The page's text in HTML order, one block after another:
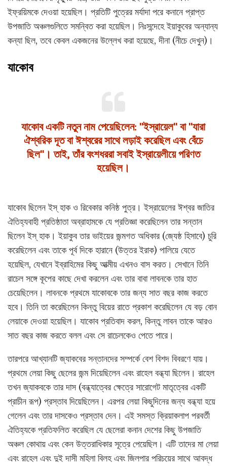
ইফ্রয়িমকে দেওয়া হয়েছিল। প্রতিটি পুত্রের মর্যাদা পরে কনানে প্রাপ্ত
উপজাতি অঞ্চলগুলিতে সমন্বিত করা হয়েছিল। নিঃসন্দেহে ইয়াকুবের অন্যান্য
কন্যা ছিল, তবে কেবল একজনের উল্লেখ করা হয়েছে, দীনা (নীচে দেখুন)।
যাকোব
যাকোব একটি নতুন নাম পেয়েছিলেন: "ইস্রায়েল" বা "যারা
ঐশ্বরিক দূত বা ঈশ্বরের সাথে লড়াই করেছিল এবং বেঁচে
ছিল"। তাই, তাঁর বংশধররা সবাই ইস্রায়েলীয়ে পরিণত
হয়েছিল।
যাকোব ছিলেন ইস্ হাক ও রিবেকার কনিষ্ঠ পুত্র। ইস্রায়েলের ঈশ্বর জাতির
ঐতিহ্যবাহী প্রতিষ্ঠাতা অব্রাহামকে যে প্রতিজ্ঞা করেছিলেন তার সন্তান
ছিলেন ইস্ হাক। ইয়াকুব তার ভাইয়ের জন্মগত অধিকার (জ্যেষ্ঠ হিসাবে) চুরি
করেছিলেন এবং তাকে পূর্ব দিকে হারানে (উত্তর ইরাক) পালিয়ে যেতে
হয়েছিল, যেখানে ইব্রাহিমের কিছু আত্মীয় এখনও বাস করত। সেখানে তিনি
রাচেল সঙ্গে কূপের কাছে দেখা করলেন এবং তার বাবা লাবনকে তার হাত
চেয়েছিলেন। লাবনকে প্রথমে যাকোবকে তার জন্য সাত বছর কাজ করতে
হবে। তিনি তা করেছিলেন কিন্তু বিয়ের রাতে প্রকাশ করেছিলেন যে বড় বোন
লেয়াকে দেওয়া হয়েছিল। যাকোব প্রতিবাদ করল, কিন্তু লাবন তাকে আরও
সাত বছর কাজ করতে বলল এবং সে রাচেলকেও পেতে পারে।
তারপরে আখ্যানটি জ্যাকবের সন্তানদের সম্পর্কে বেশ বিশদ বিবরণে যায়।
প্রথমে লেয়া কিছু ছেলের জন্ম দিয়েছিলেন এবং রাহেল বন্ধ্যা ছিলেন। রাহেল
তখন জ্যাকবকে তার দাস (বন্ধ্যাত্বের ক্ষেত্রে সারোগেট মাতৃত্বের একটি
প্রাচীন রূপ) প্রস্তাব দিয়েছিলেন। এরপর লেয়া কিছুদিনের জন্য বন্ধ্যা হয়ে
গেলেন এবং তার দাসকেও প্রস্তাব দেন। এই সমস্ত ক্রিয়াকলাপ পরবর্তী
ঐতিহ্যকে প্রতিফলিত করেছিল যে ছেলেরা কনান দেশের কিছু উপজাতি
অঞ্চল কোথায় এবং কেন উত্তরাধিকার সূত্রে পেয়েছিল। এটি তাদের মা লেয়া
এবং রাহেল এবং দুই দাসী মহিলা বিলহ এবং জিলপার পরিচয়ের সাথে আবদ্ধ